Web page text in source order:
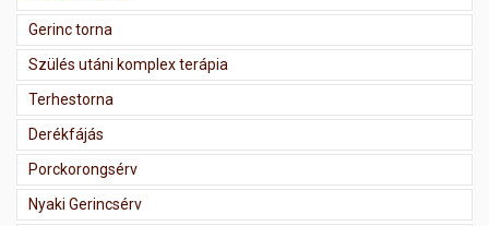
Gerinc torna
Szülés utáni komplex terápia
Terhestorna
Derékfájás
Porckorongsérv
Nyaki Gerincsérv